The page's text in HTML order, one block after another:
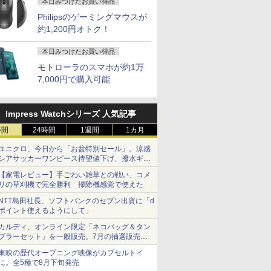
Philipsのゲーミングマウスが
約1,200円オトク！
本日みつけたお買い得品
モトローラのスマホが約1万
7,000円で購入可能
Impress Watchシリーズ 人気記事
24時間 1週間 1カ月
ニクロ、今日から「お盆特別セール」。涼感
アサッカーワンピース待望値下げ、撥水ギア
ョーツは1990円に
家電レビュー】手ごわい雑草との戦い、コメ
の草刈機で完全勝利 掃除機感覚で使えた
島田社長、ソフトバンクのセブン出資に「d
イント使えるようにして」
ルディ、オンライン限定「ネコバッグ＆タン
ラーセット」を一般販売。7月の抽選販売の
選無効分
映の歴代オープニング映像がカプセルトイ
。全5種で8月下旬発売